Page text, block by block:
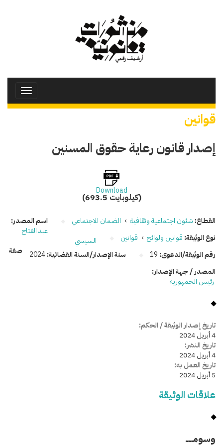
Toggle
قوانين
إصدار قانون رعاية حقوق المسنين
Download
(693.5 كيلوبايت)
القطاع: شئون اجتماعية وثقافية › الضمان الاجتماعي
نوع الوثيقة: قوانين ولوائح › قوانين
رقم الوثيقة/الدعوى: 19 سنة الإصدار/السنة القضائية:2024
اسم المصدر:
عبد الفتاح
السيسي
صفة
المصدر / جهة الإصدار:
رئيس الجمهورية
تاريخ إصدار الوثيقة / الحكم:
4 أبريل 2024
تاريخ النشر:
4 أبريل 2024
تاريخ العمل به:
5 أبريل 2024
علاقات الوثيقة
وسومـــــ